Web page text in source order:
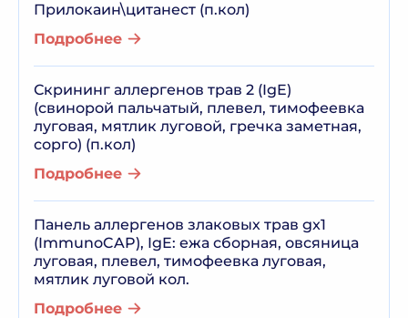
Прилокаин\цитанест (п.кол)
Подробнее
Скрининг аллергенов трав 2 (IgE)
(свинорой пальчатый, плевел, тимофеевка
луговая, мятлик луговой, гречка заметная,
сорго) (п.кол)
Подробнее
Панель аллергенов злаковых трав gx1
(ImmunoCAP), IgE: ежа сборная, овсяница
луговая, плевел, тимофеевка луговая,
мятлик луговой кол.
Подробнее